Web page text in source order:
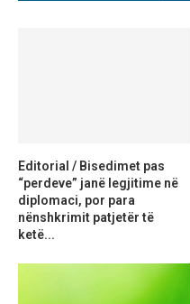
Editorial / Bisedimet pas
“perdeve” janë legjitime në
diplomaci, por para
nënshkrimit patjetër të
ketë...